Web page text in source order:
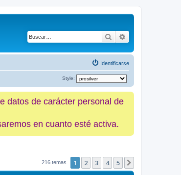
Buscar
Identificarse
Style:
datos de carácter personal de
en cuanto esté activa.
216 temas 1 2 3 4 5